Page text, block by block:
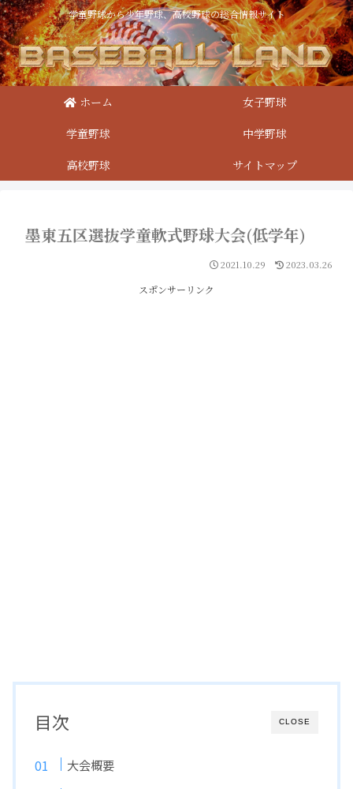
学童野球から少年野球、高校野球の総合情報サイト
ホーム
女子野球
学童野球
中学野球
高校野球
サイトマップ
墨東五区選抜学童軟式野球大会(低学年)
2021.10.29 2023.03.26
スポンサーリンク
CLOSE
目次
大会概要